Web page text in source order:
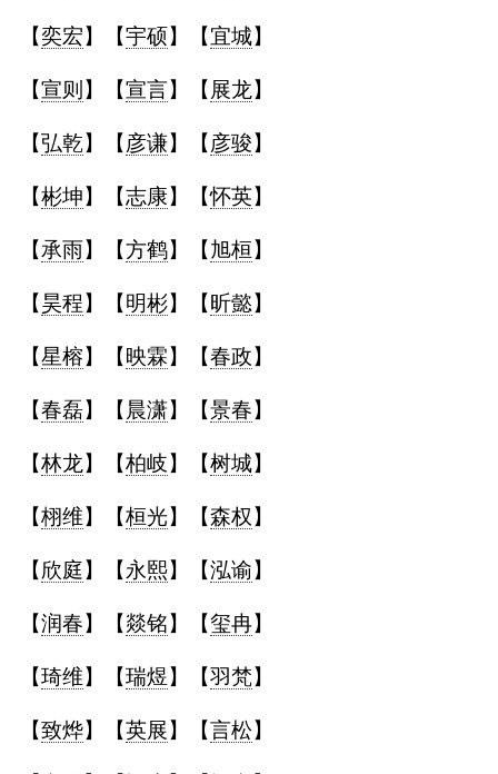
【奕宏】【宇硕 】【宜城】
【宣则 】【宣言】【 展龙】
【弘乾】【 彦谦】【 彦骏】
【彬坤】【志康】【怀英】
【承雨】【方鹤】【旭桓】
【昊程】【明彬】【 昕懿】
【星榕】【 映霖】【春政】
【春磊】【 晨潇】【景春】
【林龙】【柏岐】【树城】
【栩维】【桓光】【森权 】
【欣庭】【永熙】【泓谕】
【润春】【燚铭】【玺冉】
【琦维】【瑞煜】【羽梵】
【致烨】【英展】【言松】